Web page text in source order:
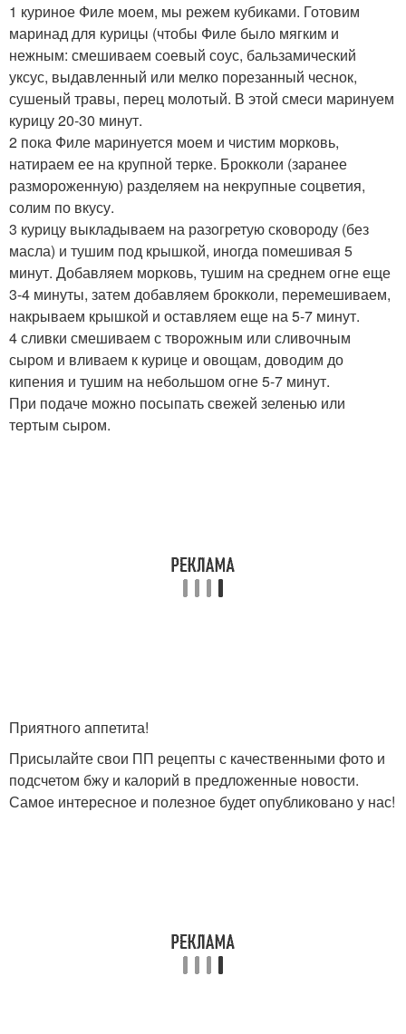
1 куриное Филе моем, мы режем кубиками. Готовим
маринад для курицы (чтобы Филе было мягким и
нежным: смешиваем соевый соус, бальзамический
уксус, выдавленный или мелко порезанный чеснок,
сушеный травы, перец молотый. В этой смеси маринуем
курицу 20-30 минут.
2 пока Филе маринуется моем и чистим морковь,
натираем ее на крупной терке. Брокколи (заранее
размороженную) разделяем на некрупные соцветия,
солим по вкусу.
3 курицу выкладываем на разогретую сковороду (без
масла) и тушим под крышкой, иногда помешивая 5
минут. Добавляем морковь, тушим на среднем огне еще
3-4 минуты, затем добавляем брокколи, перемешиваем,
накрываем крышкой и оставляем еще на 5-7 минут.
4 сливки смешиваем с творожным или сливочным
сыром и вливаем к курице и овощам, доводим до
кипения и тушим на небольшом огне 5-7 минут.
При подаче можно посыпать свежей зеленью или
тертым сыром.
Приятного аппетита!
Присылайте свои ПП рецепты с качественными фото и
подсчетом бжу и калорий в предложенные новости.
Самое интересное и полезное будет опубликовано у нас!